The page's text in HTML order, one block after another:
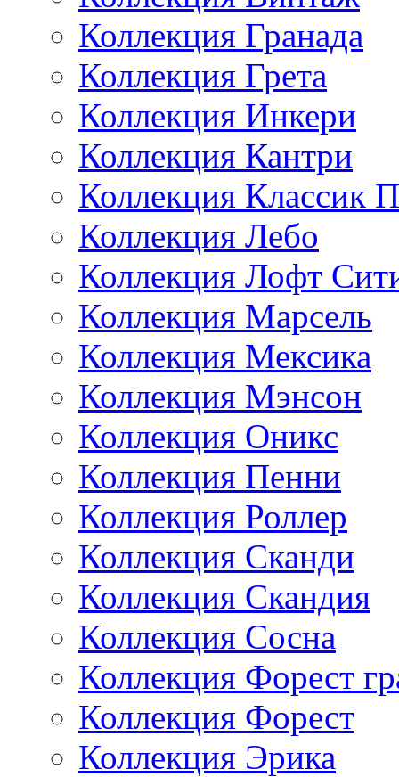
Коллекция Гранада
Коллекция Грета
Коллекция Инкери
Коллекция Кантри
Коллекция Классик
Коллекция Лебо
Коллекция Лофт
Коллекция Марсель
Коллекция Мексика
Коллекция Мэнсон
Коллекция Оникс
Коллекция Пенни
Коллекция Роллер
Коллекция Сканди
Коллекция Скандия
Коллекция Сосна
Коллекция Форест
Коллекция Форест
Коллекция Эрика